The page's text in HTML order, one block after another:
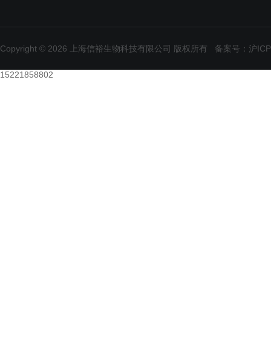
Copyright © 2026 上海信裕生物科技有限公司 版权所有 备案号：沪
15221858802